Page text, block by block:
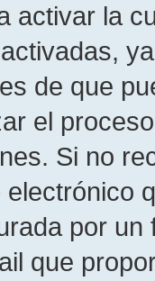
activar la
de que
el
Si no
por
que